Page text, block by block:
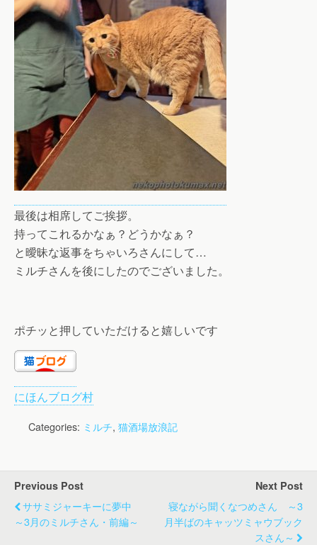
最後は相席してご挨拶。
持ってこれるかなぁ？どうかなぁ？
と曖昧な返事をちゃいろさんにして…
ミルチさんを後にしたのでございました。
ポチッと押していただけると嬉しいです
にほんブログ村
Categories: ミルチ, 猫酒場放浪記
Previous Post
ササミジャーキーに夢中
～3月のミルチさん・前編～
Next Post
寝ながら聞くなつめさん ～3
月半ばのキャッツミャウブック
スさん～